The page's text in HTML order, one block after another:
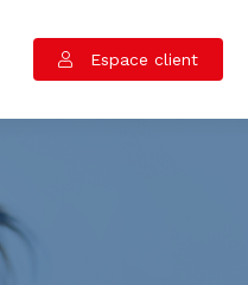
Espace client